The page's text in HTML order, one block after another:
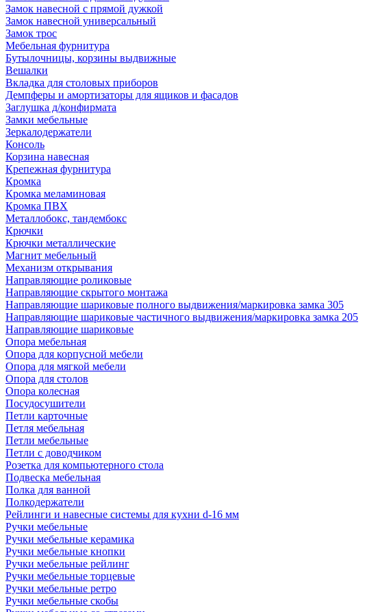
Замок навесной с прямой дужкой
Замок навесной универсальный
Замок трос
Мебельная фурнитура
Бутылочницы, корзины выдвижные
Вешалки
Вкладка для столовых приборов
Демпферы и амортизаторы для ящиков и фасадов
Заглушка д/конфирмата
Замки мебельные
Зеркалодержатели
Консоль
Корзина навесная
Крепежная фурнитура
Кромка
Кромка меламиновая
Кромка ПВХ
Металлобокс, тандембокс
Крючки
Крючки металлические
Магнит мебельный
Механизм открывания
Направляющие роликовые
Направляющие скрытого монтажа
Направляющие шариковые полного выдвижения/маркировка замка 305
Направляющие шариковые частичного выдвижения/маркировка замка 205
Направляющие шариковые
Опора мебельная
Опора для корпусной мебели
Опора для мягкой мебели
Опора для столов
Опора колесная
Посудосушители
Петли карточные
Петля мебельная
Петли мебельные
Петли с доводчиком
Розетка для компьютерного стола
Подвеска мебельная
Полка для ванной
Полкодержатели
Рейлинги и навесные системы для кухни d-16 мм
Ручки мебельные
Ручки мебельные керамика
Ручки мебельные кнопки
Ручки мебельные рейлинг
Ручки мебельные торцевые
Ручки мебельные ретро
Ручки мебельные скобы